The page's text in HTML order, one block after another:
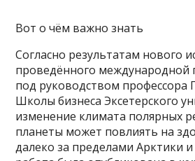
Вот о чём важно знать
Согласно результатам нового
проведённого международной
под руководством профессора
Школы бизнеса Эксетерского
изменение климата полярных
планеты может повлиять на
далеко за пределами Арктики